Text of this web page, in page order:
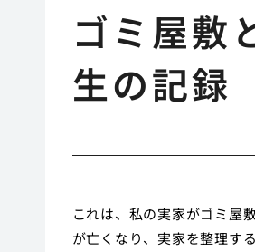
ゴミ屋敷
生の記録
これは、私の実家がゴミ屋
が亡くなり、実家を整理す